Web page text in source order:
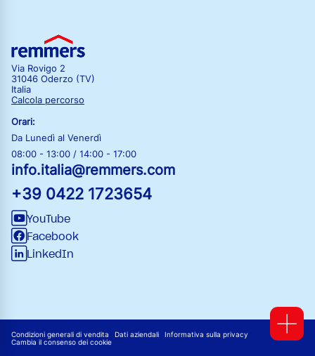
Via Rovigo 2
31046 Oderzo (TV)
Italia
Calcola percorso
Orari:
Da Lunedì al Venerdì
08:00 - 13:00 / 14:00 - 17:00
info.italia@remmers.com
+39 0422 1723654
YouTube
Facebook
LinkedIn
Condizioni generali di vendita Dati aziendali
Informativa sulla privacy
Cambia il consenso dei cookie